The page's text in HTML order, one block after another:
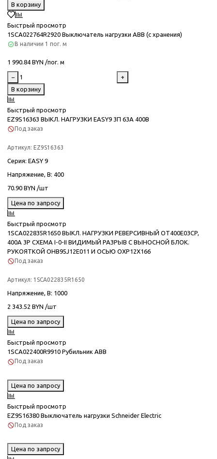
В корзину
Быстрый просмотр
1SCA022764R2920 Выключатель нагрузки ABB (с хранения)
В наличии 1 пог. м
1 990.84 BYN /пог. м
−
+
В корзину
Быстрый просмотр
EZ9S16363 ВЫКЛ. НАГРУЗКИ EASY9 3П 63А 400В
Под заказ
Артикул: EZ9S16363
Серия: EASY 9
Напряжение, В: 400
70.90 BYN /шт
Цена по запросу
Быстрый просмотр
1SCA022835R1650 ВЫКЛ. НАГРУЗКИ РЕВЕРСИВНЫЙ OT400E03CP,
400A 3P СХЕМА I-0-II ВИДИМЫЙ РАЗРЫВ C ВЫНОСНОЙ БЛОК.
РУКОЯТКОЙ OHB95J12E011 И ОСЬЮ OXP12X166
Под заказ
Артикул: 1SCA022835R1650
Напряжение, В: 1000
2 343.52 BYN /шт
Цена по запросу
Быстрый просмотр
1SCA022400R9910 Рубильник ABB
Под заказ
Цена по запросу
Быстрый просмотр
EZ9S16380 Выключатель нагрузки Schneider Electric
Под заказ
Цена по запросу